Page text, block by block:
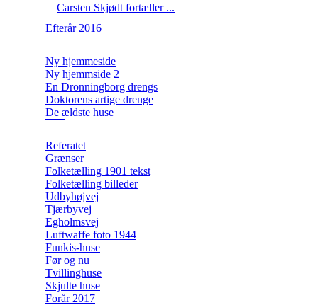
Carsten Skjødt fortæller ...
Efterår 2016
Ny hjemmeside
Ny hjemmside 2
En Dronningborg drengs
Doktorens artige drenge
De ældste huse
Referatet
Grænser
Folketælling 1901 tekst
Folketælling billeder
Udbyhøjvej
Tjærbyvej
Egholmsvej
Luftwaffe foto 1944
Funkis-huse
Før og nu
Tvillinghuse
Skjulte huse
Forår 2017